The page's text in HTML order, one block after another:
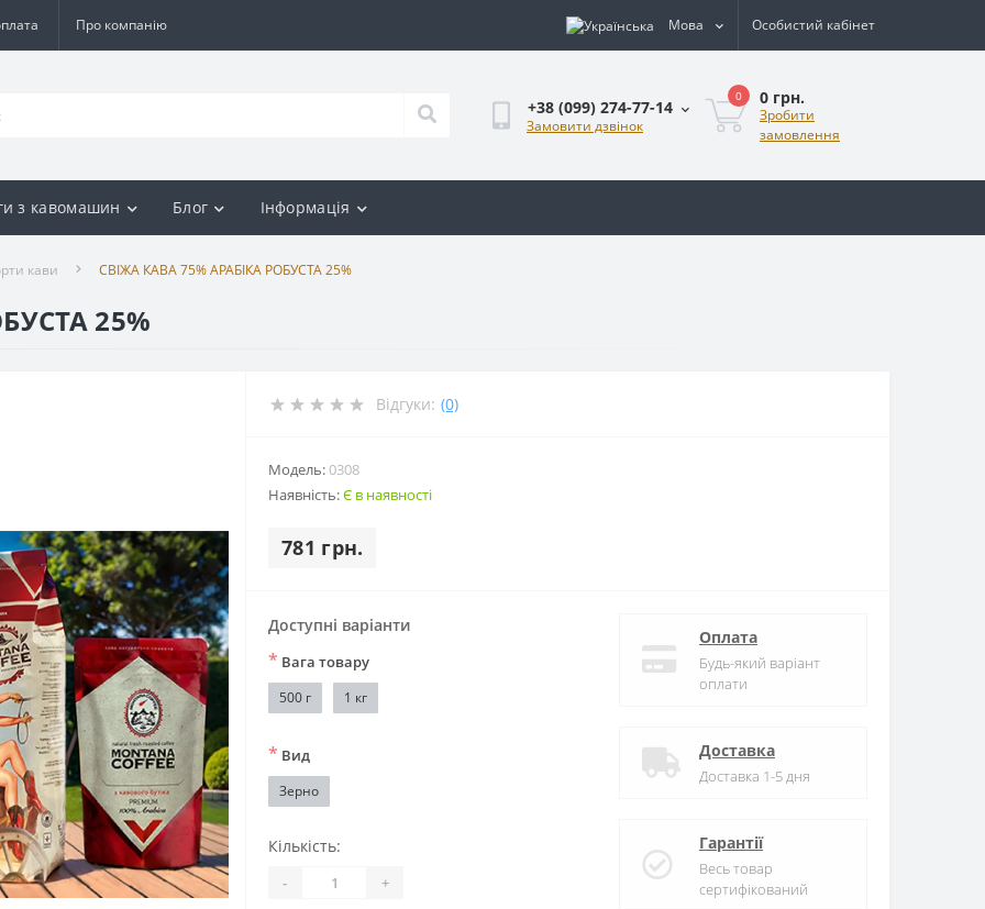
Про компанію Мова Особистий кабінет
+38 (099) 274-77-14
Замовити дзвінок
0 0 грн.
Зробити
замовлення
з кавомашин Блог Інформація
кави СВІЖА КАВА 75% АРАБІКА РОБУСТА 25%
25%
Відгуки: (0)
Модель:0308
Наявність:Є в наявності
781 грн.
Доступні варіанти
* Вага товару
500 г 1 кг
* Вид
Зерно
Кількість:
- +
Оплата
Будь-який варіант
оплати
Доставка
Доставка 1-5 дня
Гарантії
Весь товар
сертифікований